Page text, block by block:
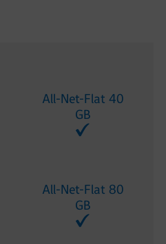
All-Net-Flat 40
GB
All-Net-Flat 80
GB